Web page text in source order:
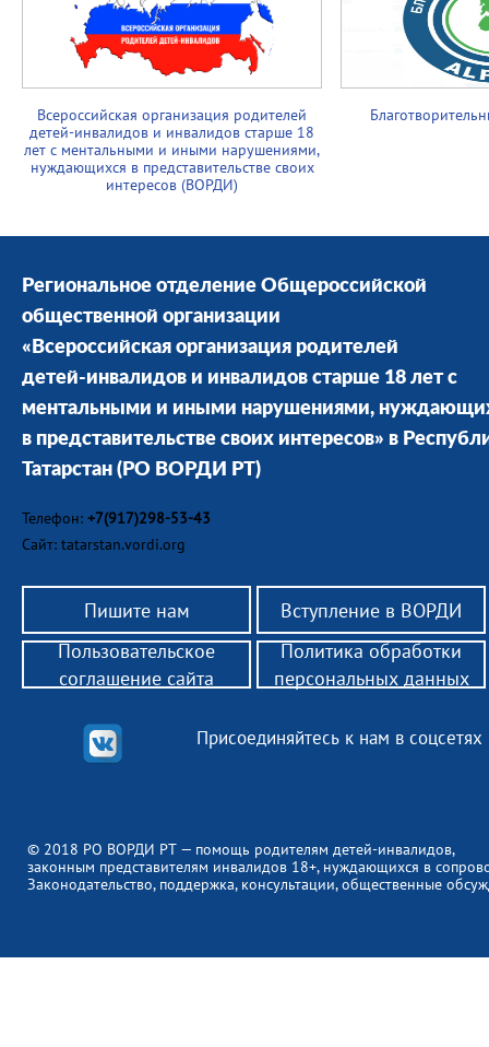
Всероссийская организация родителей
детей-инвалидов и инвалидов старше 18
лет с ментальными и иными нарушениями,
нуждающихся в представительстве своих
интересов (ВОРДИ)
Региональное отделение Общероссийской
общественной организации
«Всероссийская организация родителей
детей-инвалидов и инвалидов старше 18 лет с
ментальными и иными нарушениями,
в представительстве своих интересов» в
Татарстан (РО ВОРДИ РТ)
Телефон: +7(917)298-53-43
Сайт: tatarstan.vordi.org
Пишите нам Вступление в ВОРДИ
© 2018 РО ВОРДИ РТ — помощь родителям детей-инвалидов,
законным представителям инвалидов 18+, нуждающихся в
Законодательство, поддержка, консультации, общественные
Присоединяйтесь к нам в соцсетях
Пользовательское
соглашение сайта
Политика обработки
персональных данных